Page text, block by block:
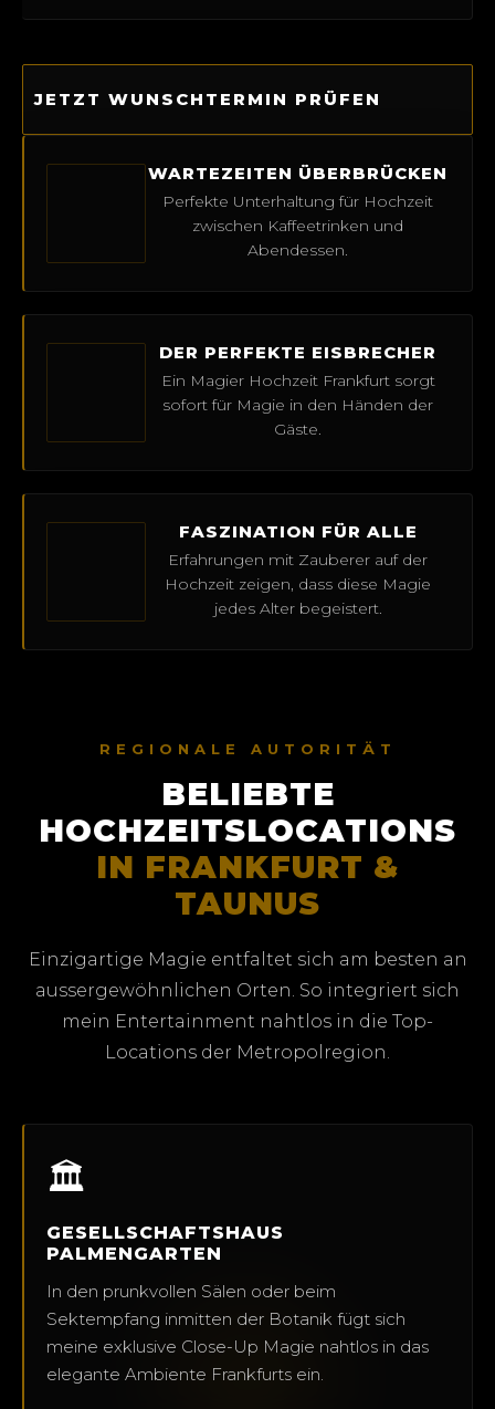
JETZT WUNSCHTERMIN PRÜFEN
WARTEZEITEN ÜBERBRÜCKEN
Perfekte Unterhaltung für Hochzeit
zwischen Kaffeetrinken und
Abendessen.
DER PERFEKTE EISBRECHER
Ein Magier Hochzeit Frankfurt sorgt
sofort für Magie in den Händen der
Gäste.
FASZINATION FÜR ALLE
Erfahrungen mit Zauberer auf der
Hochzeit zeigen, dass diese Magie
jedes Alter begeistert.
REGIONALE AUTORITÄT
BELIEBTE
HOCHZEITSLOCATIONS
IN FRANKFURT &
TAUNUS
Einzigartige Magie entfaltet sich am besten an
aussergewöhnlichen Orten. So integriert sich
mein Entertainment nahtlos in die Top-
Locations der Metropolregion.
🏛️
GESELLSCHAFTSHAUS
PALMENGARTEN
In den prunkvollen Sälen oder beim
Sektempfang inmitten der Botanik fügt sich
meine exklusive Close-Up Magie nahtlos in das
elegante Ambiente Frankfurts ein.